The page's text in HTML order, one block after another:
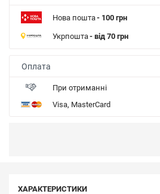
Нова пошта- 100 грн
Укрпошта- від 70 грн
Оплата
При отриманні
Visa, MasterCard
ХАРАКТЕРИСТИКИ